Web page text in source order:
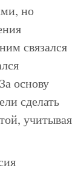
но
связался
основу
сделать
учитывая